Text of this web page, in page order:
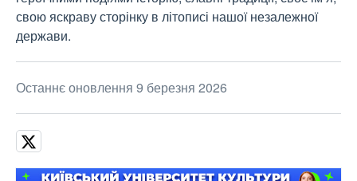
свою яскраву сторінку в літописі нашої незалежної
держави.
Останнє оновлення 9 березня 2026